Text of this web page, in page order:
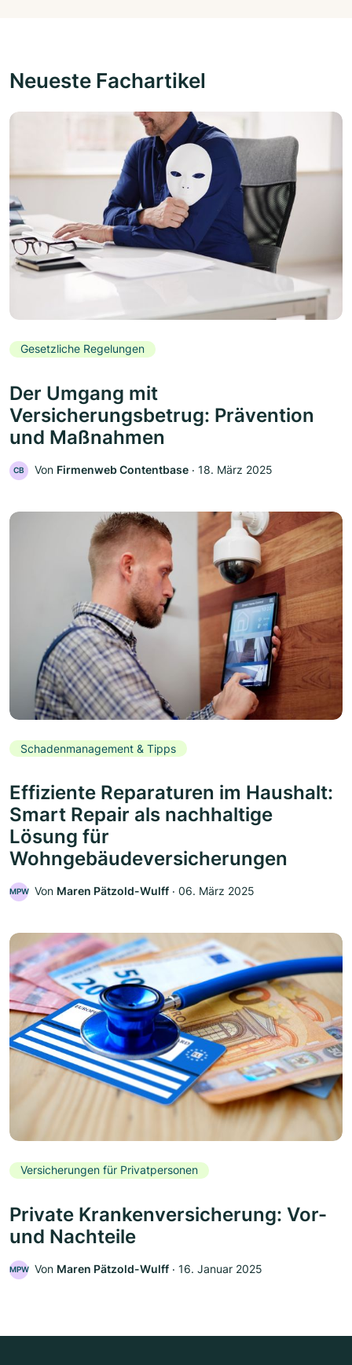
Neueste Fachartikel
Gesetzliche Regelungen
Der Umgang mit
Versicherungsbetrug: Prävention
und Maßnahmen
CB Von Firmenweb Contentbase ‧ 18. März 2025
Schadenmanagement & Tipps
Effiziente Reparaturen im Haushalt:
Smart Repair als nachhaltige
Lösung für
Wohngebäudeversicherungen
MPW Von Maren Pätzold-Wulff ‧ 06. März 2025
Versicherungen für Privatpersonen
Private Krankenversicherung: Vor-
und Nachteile
MPW Von Maren Pätzold-Wulff ‧ 16. Januar 2025